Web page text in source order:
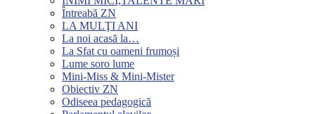
Întreabă ZN
LA MULŢI ANI
La noi acasă la…
La Sfat cu oameni frumoși
Lume soro lume
Mini-Miss & Mini-Mister
Obiectiv ZN
Odiseea pedagogică